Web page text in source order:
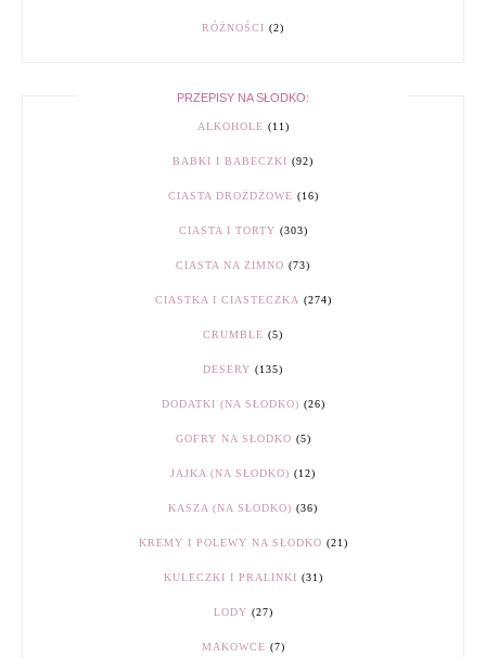
RÓŻNOŚCI (2)
PRZEPISY NA SŁODKO:
ALKOHOLE (11)
BABKI I BABECZKI (92)
CIASTA DROŻDŻOWE (16)
CIASTA I TORTY (303)
CIASTA NA ZIMNO (73)
CIASTKA I CIASTECZKA (274)
CRUMBLE (5)
DESERY (135)
DODATKI (NA SŁODKO) (26)
GOFRY NA SŁODKO (5)
JAJKA (NA SŁODKO) (12)
KASZA (NA SŁODKO) (36)
KREMY I POLEWY NA SŁODKO (21)
KULECZKI I PRALINKI (31)
LODY (27)
MAKOWCE (7)